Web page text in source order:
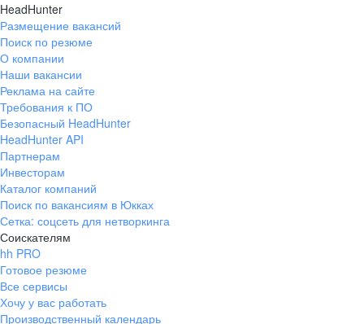
HeadHunter
Размещение вакансий
Поиск по резюме
О компании
Наши вакансии
Реклама на сайте
Требования к ПО
Безопасный HeadHunter
HeadHunter API
Партнерам
Инвесторам
Каталог компаний
Поиск по вакансиям в Юкках
Сетка: соцсеть для нетворкинга
Соискателям
hh PRO
Готовое резюме
Все сервисы
Хочу у вас работать
Производственный календарь